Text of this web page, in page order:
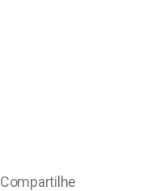
Compartilhe